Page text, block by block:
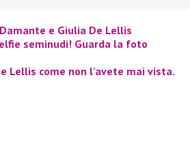
Damante e Giulia De Lellis
seminudi! Guarda la foto
Lellis come non l’avete mai vista.